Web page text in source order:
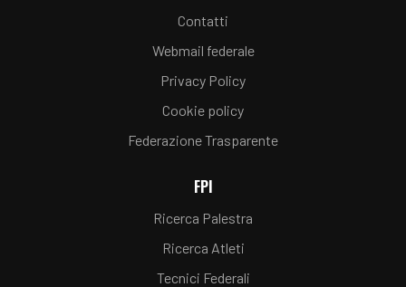
Contatti
Webmail federale
Privacy Policy
Cookie policy
Federazione Trasparente
FPI
Ricerca Palestra
Ricerca Atleti
Tecnici Federali